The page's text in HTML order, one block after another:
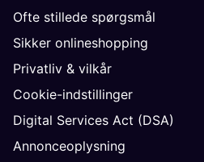
Ofte stillede spørgsmål
Sikker onlineshopping
Privatliv & vilkår
Cookie-indstillinger
Digital Services Act (DSA)
Annonceoplysning